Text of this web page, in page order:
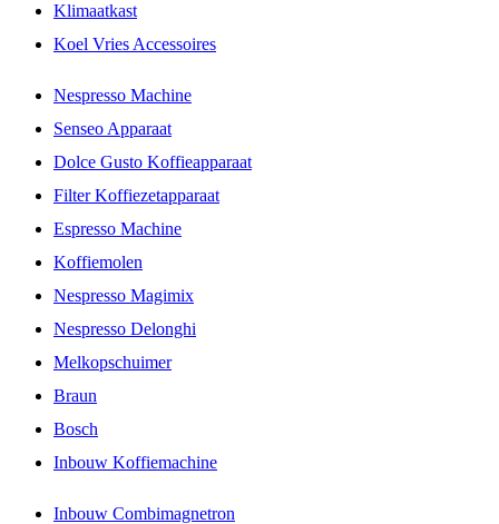
Klimaatkast
Koel Vries Accessoires
Nespresso Machine
Senseo Apparaat
Dolce Gusto Koffieapparaat
Filter Koffiezetapparaat
Espresso Machine
Koffiemolen
Nespresso Magimix
Nespresso Delonghi
Melkopschuimer
Braun
Bosch
Inbouw Koffiemachine
Inbouw Combimagnetron